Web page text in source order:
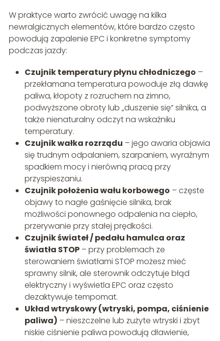
W praktyce warto zwrócić uwagę na kilka
newralgicznych elementów, które bardzo często
powodują zapalenie EPC i konkretne symptomy
podczas jazdy:
Czujnik temperatury płynu chłodniczego –
przekłamana temperatura powoduje złą dawkę
paliwa, kłopoty z rozruchem na zimno,
podwyższone obroty lub „duszenie się” silnika, a
także nienaturalny odczyt na wskaźniku
temperatury.
Czujnik wałka rozrządu – jego awaria objawia
się trudnym odpalaniem, szarpaniem, wyraźnym
spadkiem mocy i nierówną pracą przy
przyspieszaniu.
Czujnik położenia wału korbowego – częste
objawy to nagłe gaśnięcie silnika, brak
możliwości ponownego odpalenia na ciepło,
przerywanie przy stałej prędkości.
Czujnik świateł / pedału hamulca oraz
światła STOP– przy problemach ze
sterowaniem światłami STOP możesz mieć
sprawny silnik, ale sterownik odczytuje błąd
elektryczny i wyświetla EPC oraz często
dezaktywuje tempomat.
Układ wtryskowy (wtryski, pompa, ciśnienie
paliwa) – nieszczelne lub zużyte wtryski i zbyt
niskie ciśnienie paliwa powodują dławienie,